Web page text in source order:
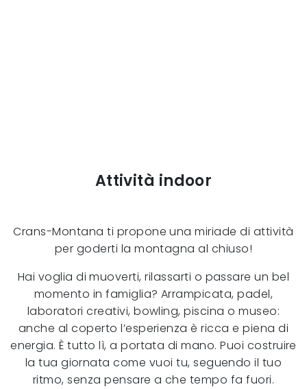
Attività indoor
Crans-Montana ti propone una miriade di attività
per goderti la montagna al chiuso!
Hai voglia di muoverti, rilassarti o passare un bel
momento in famiglia? Arrampicata, padel,
laboratori creativi, bowling, piscina o museo:
anche al coperto l’esperienza è ricca e piena di
energia. È tutto lì, a portata di mano. Puoi costruire
la tua giornata come vuoi tu, seguendo il tuo
ritmo, senza pensare a che tempo fa fuori.